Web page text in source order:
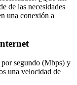
de las necesidades
una conexión a
segundo (Mbps) y
una velocidad de